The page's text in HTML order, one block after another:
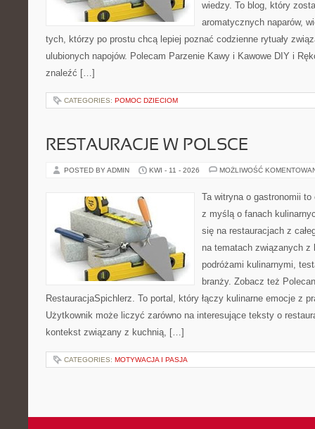
wiedzy. To blog, który
aromatycznych naparów,
tych, którzy po prostu chcą lepiej poznać codzienne rytuały
ulubionych napojów. Polecam Parzenie Kawy i Kawowe DIY i
znaleźć […]
CATEGORIES: POMOC DZIECIOM
RESTAURACJE W POLSCE
POSTED BY ADMIN KWI - 11 - 2026 MOŻLIWOŚĆ
Ta witryna o gastronomii
z myślą o fanach
się na restauracjach z
na tematach związanych z
podróżami kulinarnymi,
branży. Zobacz też
RestauracjaSpichlerz. To portal, który łączy kulinarne emocje z
Użytkownik może liczyć zarówno na interesujące teksty o
kontekst związany z kuchnią, […]
CATEGORIES: MOTYWACJA I PASJA